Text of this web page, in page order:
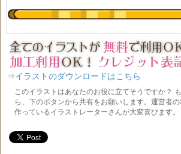
⇒イラストのダウンロードはこちら